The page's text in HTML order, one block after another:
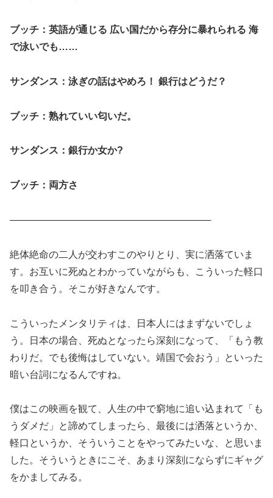
ブッチ：英語が通じる 広い国だから存分に暴れられる 海
で泳いでも……
サンダンス：泳ぎの話はやめろ！ 銀行はどうだ？
ブッチ：熟れていい匂いだ。
サンダンス：銀行か女か?
ブッチ：両方さ
──────────────────────────────
絶体絶命の二人が交わすこのやりとり、実に洒落ていま
す。お互いに死ぬとわかっていながらも、こういった軽口
を叩き合う。そこが好きなんです。
こういったメンタリティは、日本人にはまずないでしょ
う。日本の場合、死ぬとなったら深刻になって、「もう教
わりだ。でも後悔はしていない。靖国で会おう」といった
暗い台詞になるんですね。
僕はこの映画を観て、人生の中で窮地に追い込まれて「も
うダメだ」と諦めてしまったら、最後には洒落というか、
軽口というか、そういうことをやってみたいな、と思いま
した。そういうときにこそ、あまり深刻にならずにギャグ
をかましてみる。